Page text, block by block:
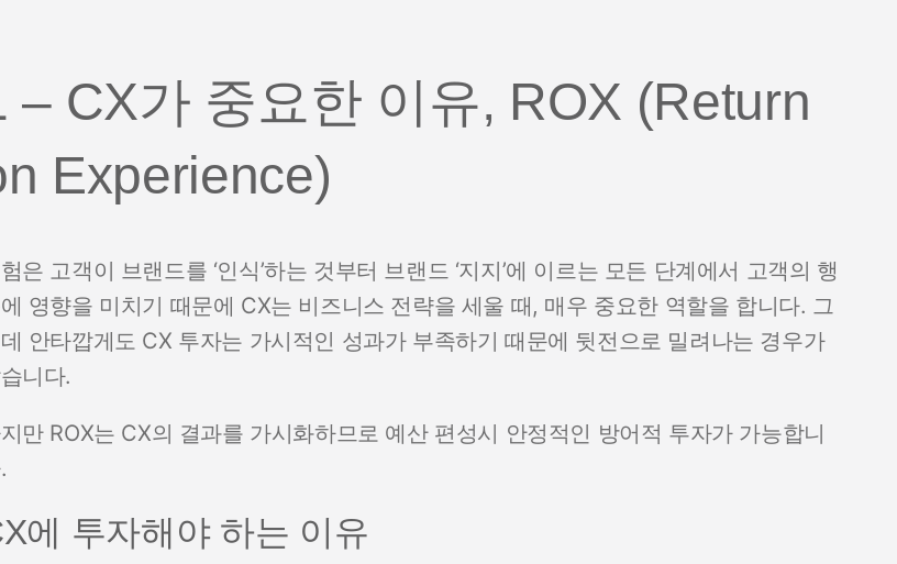
– CX가 중요한 이유, ROX (Return
Experience)
은 고객이 브랜드를 ‘인식’하는 것부터 브랜드 ‘지지’에 이르는 모든 단계에서 고객의 행
영향을 미치기 때문에 CX는 비즈니스 전략을 세울 때, 매우 중요한 역할을 합니다. 그
안타깝게도 CX 투자는 가시적인 성과가 부족하기 때문에 뒷전으로 밀려나는 경우가
니다.
만 ROX는 CX의 결과를 가시화하므로 예산 편성시 안정적인 방어적 투자가 가능합니
에 투자해야 하는 이유